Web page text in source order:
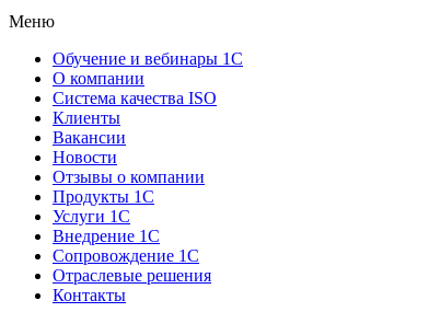
Меню
Обучение и вебинары 1С
О компании
Система качества ISO
Клиенты
Вакансии
Новости
Отзывы о компании
Продукты 1С
Услуги 1С
Внедрение 1С
Сопровождение 1С
Отраслевые решения
Контакты